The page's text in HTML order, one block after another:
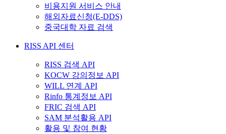
비용지원 서비스 안내
해외자료신청(E-DDS)
중국대학 자료 검색
RISS API 센터
RISS 검색 API
KOCW 강의정보 API
WILL 연계 API
Rinfo 통계정보 API
FRIC 검색 API
SAM 분석활용 API
활용 및 참여 현황